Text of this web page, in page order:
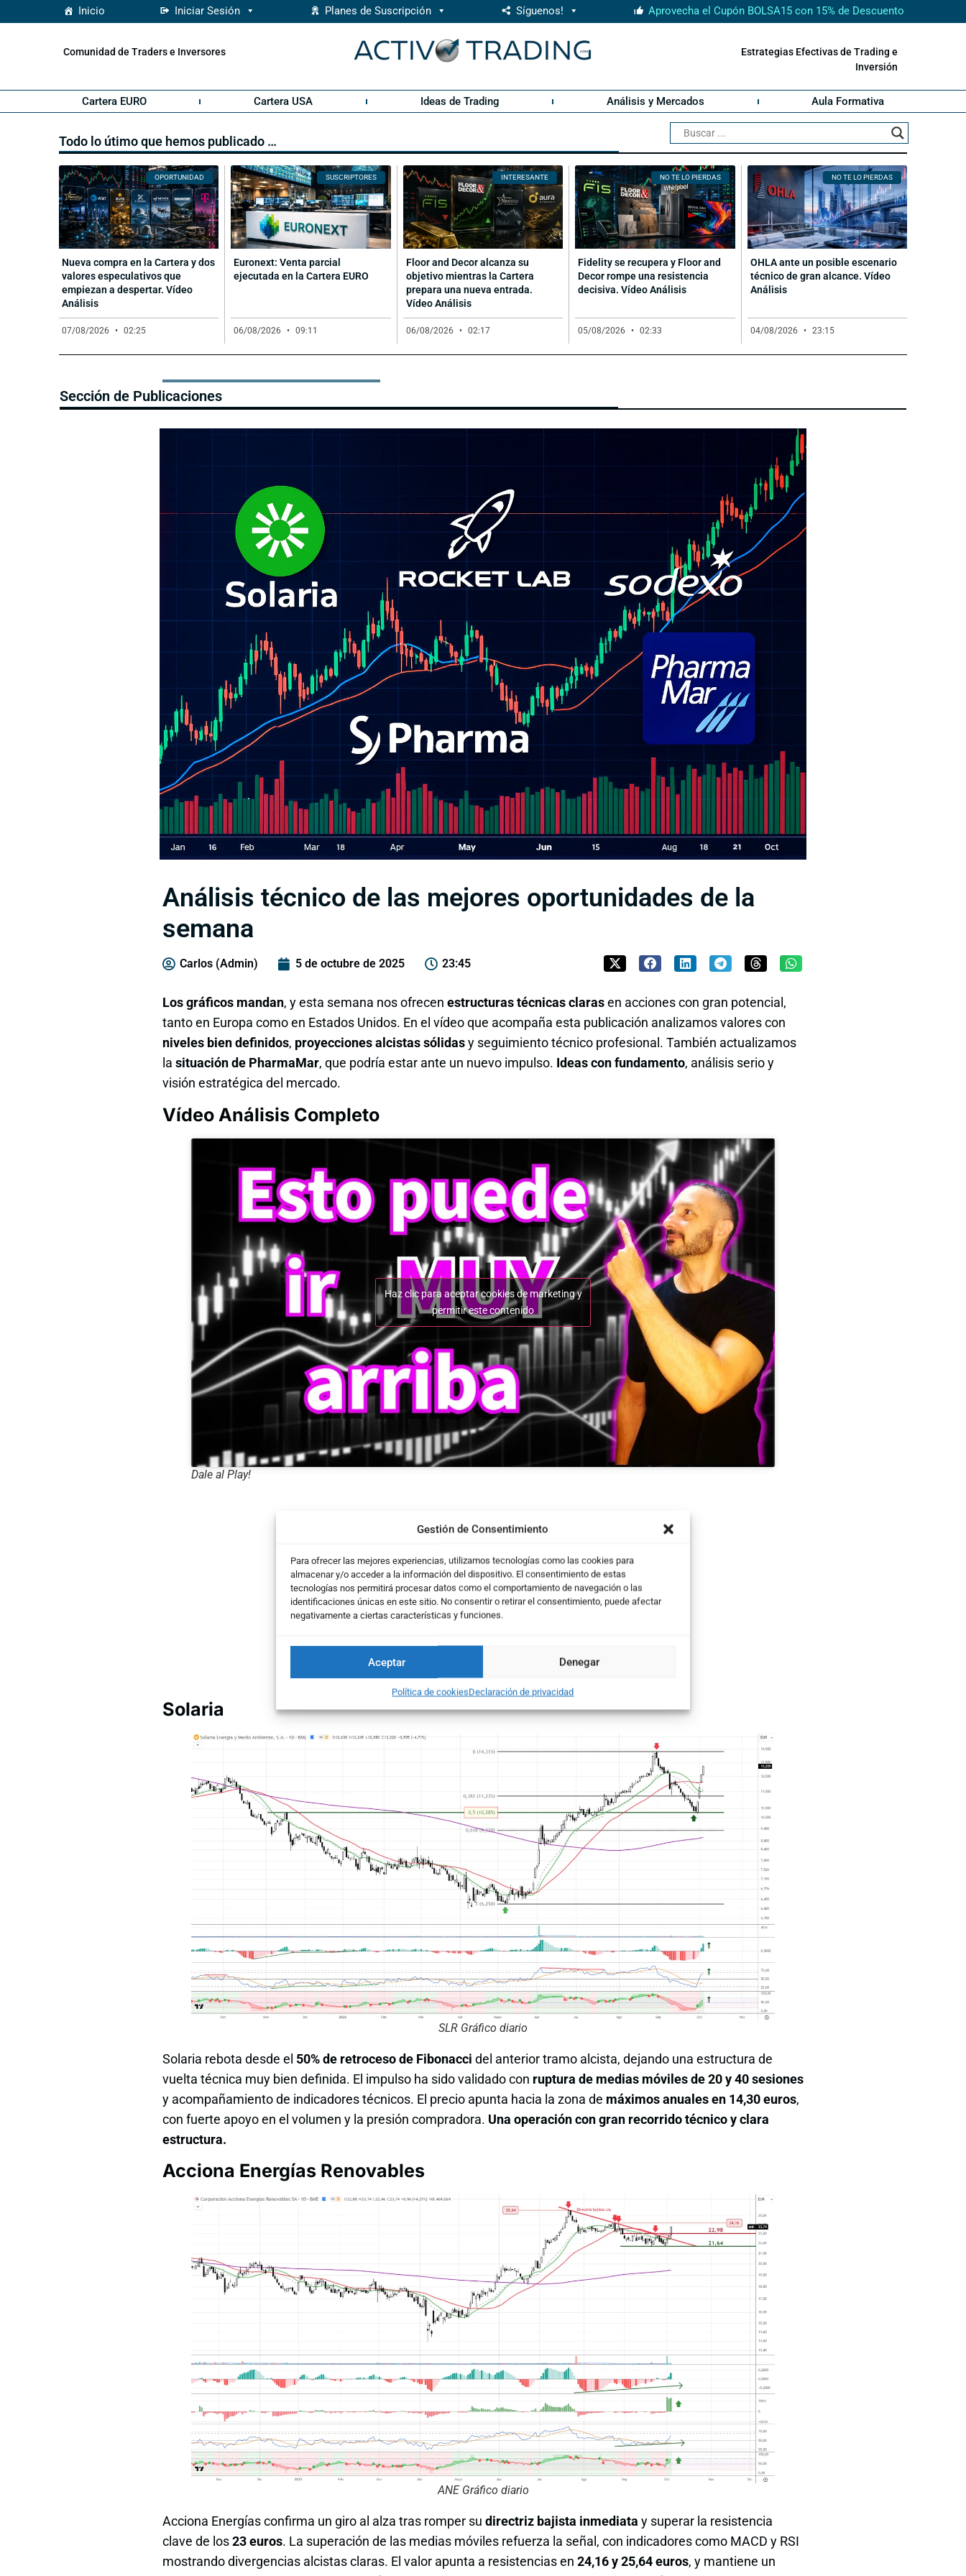
Gestión de Consentimiento
Para ofrecer las mejores experiencias, utilizamos tecnologías como las cookies para
almacenar y/o acceder a la información del dispositivo. El consentimiento de estas
tecnologías nos permitirá procesar datos como el comportamiento de navegación o las
identificaciones únicas en este sitio. No consentir o retirar el consentimiento, puede afectar
negativamente a ciertas características y funciones.
Aceptar Denegar
Política de cookiesDeclaración de privacidad
Inicio Iniciar Sesión Planes de Suscripción Síguenos! Aprovecha el Cupón BOLSA15 con 15% de Descuento
Comunidad de Traders e Inversores
Estrategias Efectivas de Trading e
Inversión
Cartera EURO Cartera USA Ideas de Trading Análisis y Mercados Aula Formativa
Todo lo útimo que hemos publicado …
OPORTUNIDAD
Nueva compra en la Cartera y dos
valores especulativos que
empiezan a despertar. Vídeo
Análisis
07/08/2026 02:25
SUSCRIPTORES
Euronext: Venta parcial
ejecutada en la Cartera EURO
06/08/2026 09:11
INTERESANTE
Floor and Decor alcanza su
objetivo mientras la Cartera
prepara una nueva entrada.
Vídeo Análisis
06/08/2026 02:17
NO TE LO PIERDAS
Fidelity se recupera y Floor and
Decor rompe una resistencia
decisiva. Vídeo Análisis
05/08/2026 02:33
NO TE LO PIERDAS
OHLA ante un posible escenario
técnico de gran alcance. Vídeo
Análisis
04/08/2026 23:15
Sección de Publicaciones
Análisis técnico de las mejores oportunidades de la
semana
Carlos (Admin) 5 de octubre de 2025 23:45
Los gráficos mandan, y esta semana nos ofrecen estructuras técnicas clarasen acciones con gran potencial,
tanto en Europa como en Estados Unidos. En el vídeo que acompaña esta publicación analizamos valores con
niveles bien definidos, proyecciones alcistas sólidasy seguimiento técnico profesional. También actualizamos
la situación de PharmaMar, que podría estar ante un nuevo impulso. Ideas con fundamento, análisis serio y
visión estratégica del mercado.
Vídeo Análisis Completo
Haz clic para aceptar cookies de marketing y
permitir este contenido
Dale al Play!
Solaria
SLR Gráfico diario
Solaria rebota desde el 50% de retroceso de Fibonacci del anterior tramo alcista, dejando una estructura de
vuelta técnica muy bien definida. El impulso ha sido validado con ruptura de medias móviles de 20 y 40 sesiones
y acompañamiento de indicadores técnicos. El precio apunta hacia la zona de máximos anuales en 14,30 euros,
con fuerte apoyo en el volumen y la presión compradora. Una operación con gran recorrido técnico y clara
estructura.
Acciona Energías Renovables
ANE Gráfico diario
Acciona Energías confirma un giro al alza tras romper su directriz bajista inmediata y superar la resistencia
clave de los23 euros. La superación de las medias móviles refuerza la señal, con indicadores como MACD y RSI
mostrando divergencias alcistas claras. El valor apunta a resistencias en 24,16 y 25,64 euros, y mantiene un